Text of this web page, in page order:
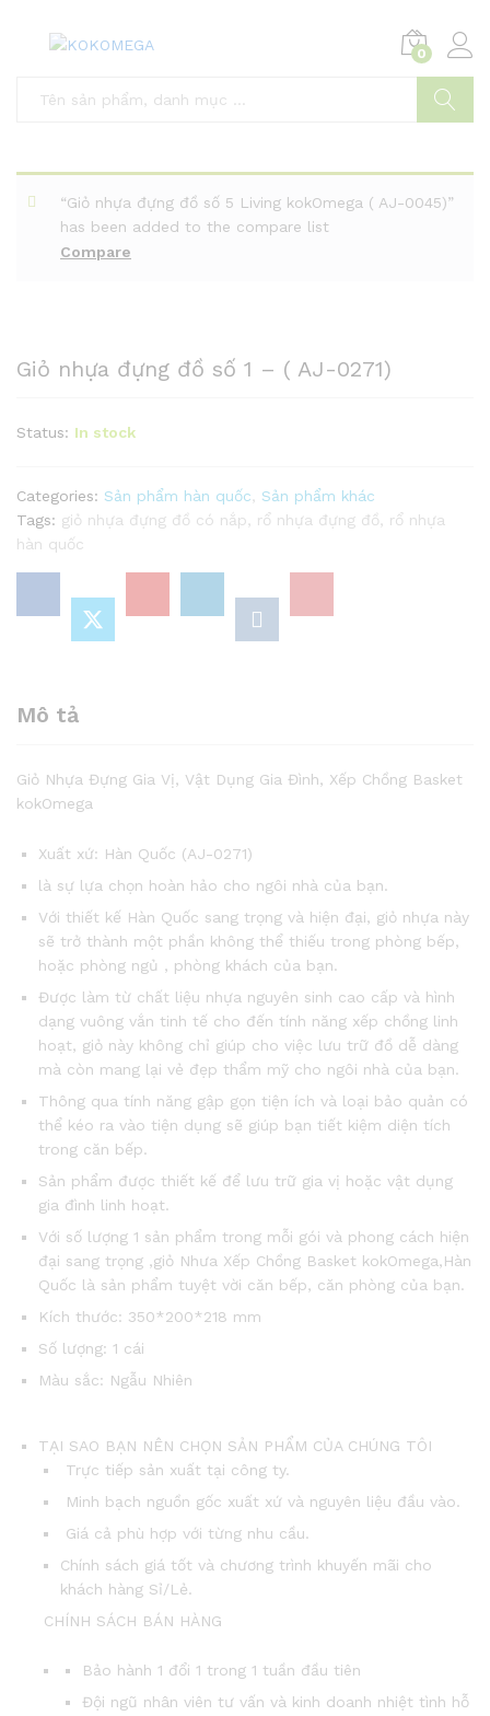
0
Compare
“Giỏ nhựa đựng đồ số 5 Living kokOmega ( AJ-0045)”
has been added to the compare list
Giỏ nhựa đựng đồ số 1 – ( AJ-0271)
Status: In stock
Categories: Sản phẩm hàn quốc
Sản phẩm khác
Tags: giỏ nhựa đựng đồ có nắp rổ nhựa đựng đồ
rổ nhựa
hàn quốc
Mô tả
Giỏ Nhựa Đựng Gia Vị, Vật Dụng Gia Đình, Xếp Chồng Basket
kokOmega
Xuất xứ: Hàn Quốc (AJ-0271)
là sự lựa chọn hoàn hảo cho ngôi nhà của bạn.
Với thiết kế Hàn Quốc sang trọng và hiện đại, giỏ nhựa này
sẽ trở thành một phần không thể thiếu trong phòng bếp,
hoặc phòng ngủ , phòng khách của bạn.
Được làm từ chất liệu nhựa nguyên sinh cao cấp và hình
dạng vuông vắn tinh tế cho đến tính năng xếp chồng linh
hoạt, giỏ này không chỉ giúp cho việc lưu trữ đồ dễ dàng
mà còn mang lại vẻ đẹp thẩm mỹ cho ngôi nhà của bạn.
Thông qua tính năng gập gọn tiện ích và loại bảo quản có
thể kéo ra vào tiện dụng sẽ giúp bạn tiết kiệm diện tích
trong căn bếp.
Sản phẩm được thiết kế để lưu trữ gia vị hoặc vật dụng
gia đình linh hoạt.
Với số lượng 1 sản phẩm trong mỗi gói và phong cách hiện
đại sang trọng ,giỏ Nhưa Xếp Chồng Basket kokOmega,Hàn
Quốc là sản phẩm tuyệt vời căn bếp, căn phòng của bạn.
Kích thước: 350*200*218 mm
Số lượng: 1 cái
Màu sắc: Ngẫu Nhiên
TẠI SAO BẠN NÊN CHỌN SẢN PHẨM CỦA CHÚNG TÔI
Trực tiếp sản xuất tại công ty.
Minh bạch nguồn gốc xuất xứ và nguyên liệu đầu vào.
Giá cả phù hợp với từng nhu cầu.
Chính sách giá tốt và chương trình khuyến mãi cho
khách hàng Sỉ/Lẻ.
CHÍNH SÁCH BÁN HÀNG
Bảo hành 1 đổi 1 trong 1 tuần đầu tiên
Đội ngũ nhân viên tư vấn và kinh doanh nhiệt tình hỗ